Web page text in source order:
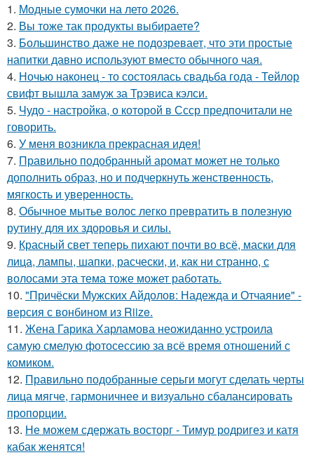
1. Модные сумочки на лето 2026.
2. Вы тоже так продукты выбираете?
3. Большинство даже не подозревает, что эти простые
напитки давно используют вместо обычного чая.
4. Ночью наконец - то состоялась свадьба года - Тейлор
свифт вышла замуж за Трэвиса кэлси.
5. Чудо - настройка, о которой в Ссср предпочитали не
говорить.
6. У меня возникла прекрасная идея!
7. Правильно подобранный аромат может не только
дополнить образ, но и подчеркнуть женственность,
мягкость и уверенность.
8. Обычное мытье волос легко превратить в полезную
рутину для их здоровья и силы.
9. Красный свет теперь пихают почти во всё, маски для
лица, лампы, шапки, расчески, и, как ни странно, с
волосами эта тема тоже может работать.
10. "Причёски Мужских Айдолов: Надежда и Отчаяние" -
версия с вонбином из Riize.
11. Жена Гарика Харламова неожиданно устроила
самую смелую фотосессию за всё время отношений с
комиком.
12. Правильно подобранные серьги могут сделать черты
лица мягче, гармоничнее и визуально сбалансировать
пропорции.
13. Не можем сдержать восторг - Тимур родригез и катя
кабак женятся!